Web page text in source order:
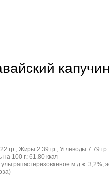
гр., Жиры 2.39 гр., Углеводы 7.79 гр.
на 100 г.: 61.80 ккал
м.д.ж. 3,2%,